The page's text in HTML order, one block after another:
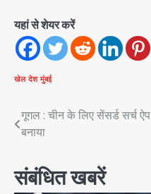
यहां से शेयर करें
खेल देश मुंबई
Post
navigation
गूगल : चीन के लिए सेंसर्ड सर्च ऐप
बनाया
संबंधित खबरें